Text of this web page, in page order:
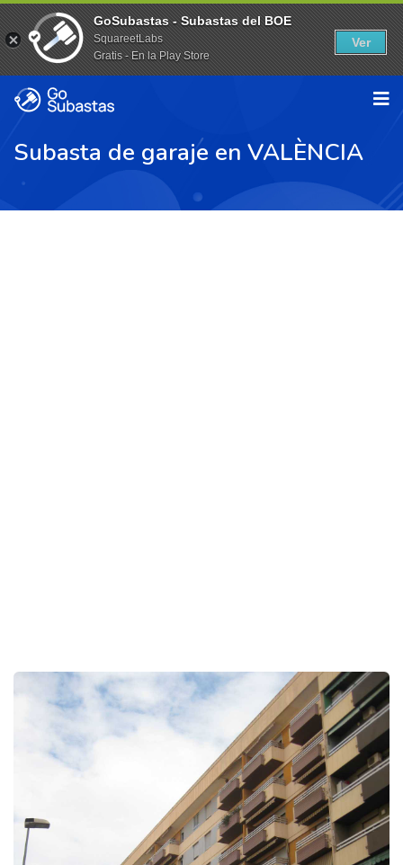
Subasta de garaje en VALÈNCIA
GoSubastas - Subastas del BOE
SquareetLabs
Gratis - En la Play Store
Ver